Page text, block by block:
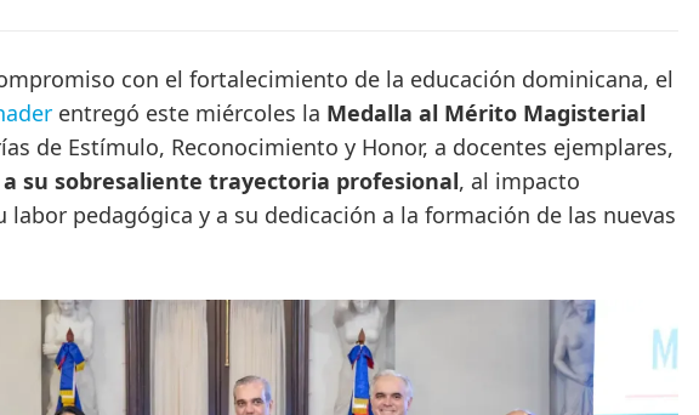
con el fortalecimiento de la educación dominicana, el
entregó este miércoles la Medalla al Mérito Magisterial
de Estímulo, Reconocimiento y Honor, a docentes ejemplares,
su sobresaliente trayectoria profesional, al impacto
pedagógica y a su dedicación a la formación de las nuevas